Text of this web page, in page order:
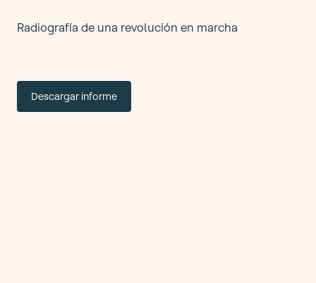
Radiografía de una revolución en marcha
Descargar informe